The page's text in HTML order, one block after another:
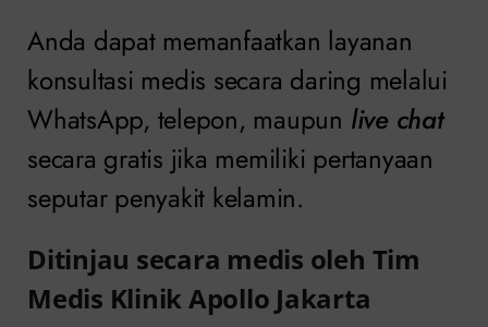
Anda dapat memanfaatkan layanan
konsultasi medis secara daring melalui
WhatsApp, telepon, maupun live chat
secara gratis jika memiliki pertanyaan
seputar penyakit kelamin.
Ditinjau secara medis oleh Tim
Medis Klinik Apollo Jakarta